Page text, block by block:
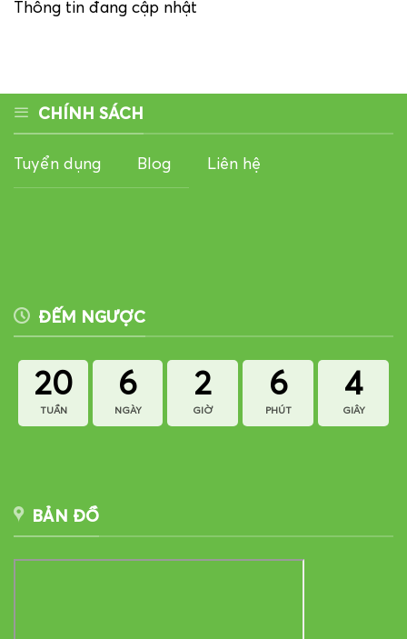
Thông tin đang cập nhật
CHÍNH SÁCH
Tuyển dụng Blog Liên hệ
ĐẾM NGƯỢC
20
TUẦN
6
NGÀY
2
GIỜ
6
PHÚT
3
GIÂY
BẢN ĐỒ